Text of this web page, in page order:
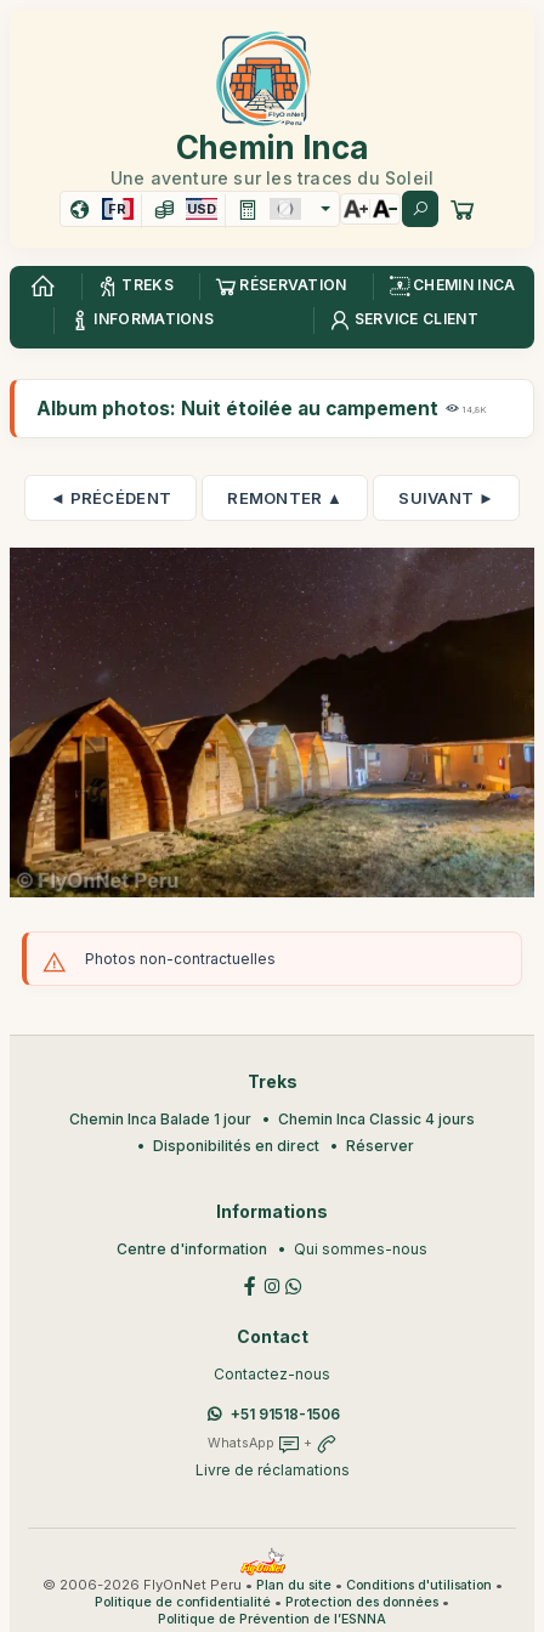
Chemin Inca
Une aventure sur les traces du Soleil
FR USD
TREKS RÉSERVATION
CHEMIN INCA
INFORMATIONS
SERVICE CLIENT
Album photos: Nuit étoilée au campement 14,8K
◄ PRÉCÉDENT REMONTER ▲ SUIVANT ►
Photos non-contractuelles
Treks
Chemin Inca Balade 1 jour
Chemin Inca Classic 4 jours
Disponibilités en direct
Réserver
Informations
Centre d'information Qui sommes-nous
Contact
Contactez-nous
+51 91518-1506
WhatsApp +
Livre de réclamations
© 2006-2026 FlyOnNet Peru • Plan du site• Conditions d'utilisation •
Politique de confidentialité • Protection des données •
Politique de Prévention de l’ESNNA